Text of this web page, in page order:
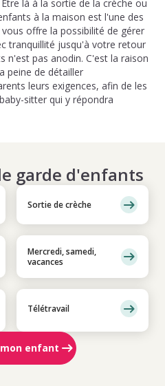
là à la sortie de la crèche ou
à la maison est l'une des
offre la possibilité de gérer
tranquillité jusqu'à votre retour
n'est pas anodin. C'est la raison
peine de détailler
leurs exigences, afin de les
sitter qui y répondra
garde d'enfants
Sortie de crèche
Mercredi, samedi,
vacances
Télétravail
enfant